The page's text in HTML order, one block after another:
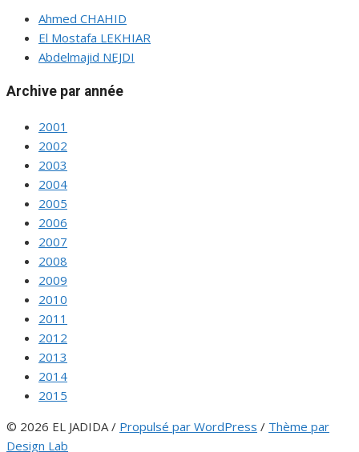
Ahmed CHAHID
El Mostafa LEKHIAR
Abdelmajid NEJDI
Archive par année
2001
2002
2003
2004
2005
2006
2007
2008
2009
2010
2011
2012
2013
2014
2015
© 2026 EL JADIDA / Propulsé par WordPress / Thème par
Design Lab